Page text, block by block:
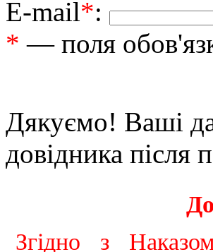
E-mail*:
* — поля
Дякуємо! Ваші
довідника після
Згідно з